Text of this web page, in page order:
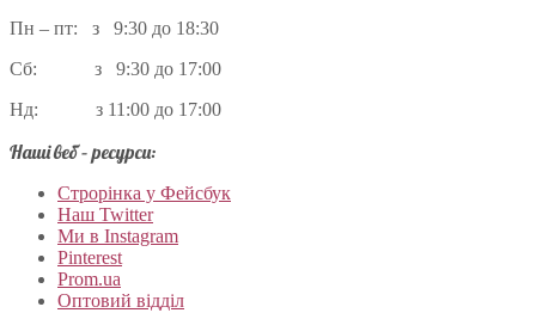
Пн – пт: з 9:30 до 18:30
Сб: з 9:30 до 17:00
Нд: з 11:00 до 17:00
Наші веб – ресурси:
Строрінка у Фейсбук
Наш Twitter
Ми в Instagram
Pinterest
Prom.ua
Оптовий відділ